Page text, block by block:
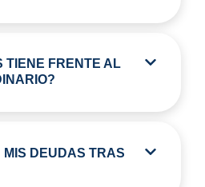
TIENE FRENTE AL
MIS DEUDAS TRAS